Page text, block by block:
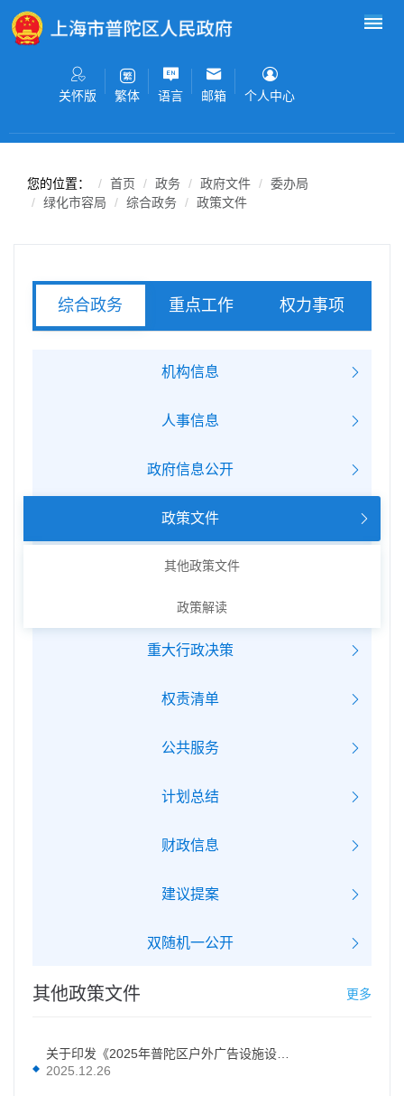
无障碍操作说明
关怀版 繁体 语言 邮箱 个人中心
您的位置： 首页 政务 政府文件
委办局
绿化市容局
综合政务 政策文件
综合政务 重点工作 权力事项
机构信息
人事信息
政府信息公开
政策文件
其他政策文件
政策解读
重大行政决策
权责清单
公共服务
计划总结
财政信息
建议提案
双随机一公开
其他政策文件 更多
2025.12.26